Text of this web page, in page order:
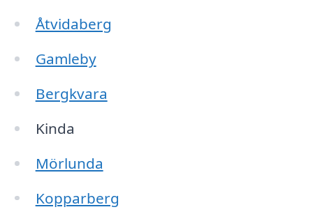
Åtvidaberg
Gamleby
Bergkvara
Kinda
Mörlunda
Kopparberg